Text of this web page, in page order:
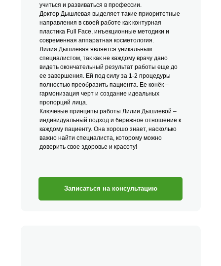
учиться и развиваться в профессии.
Доктор Дышлевая выделяет такие приоритетные
направления в своей работе как контурная
пластика Full Face, инъекционные методики и
современная аппаратная косметология.
Лилия Дышлевая является уникальным
специалистом, так как не каждому врачу дано
видеть окончательный результат работы еще до
ее завершения. Ей под силу за 1-2 процедуры
полностью преобразить пациента. Ее конёк –
гармонизация черт и создание идеальных
пропорций лица.
Ключевые принципы работы Лилии Дышлевой –
индивидуальный подход и бережное отношение к
каждому пациенту. Она хорошо знает, насколько
важно найти специалиста, которому можно
доверить свое здоровье и красоту!
Записаться на консультацию